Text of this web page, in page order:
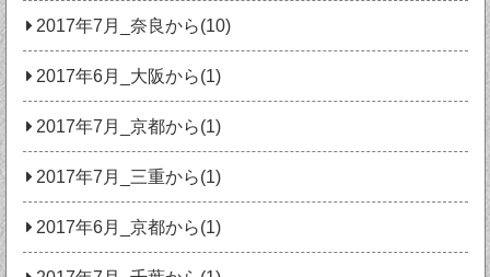
2017年7月_奈良から(10)
2017年6月_大阪から(1)
2017年7月_京都から(1)
2017年7月_三重から(1)
2017年6月_京都から(1)